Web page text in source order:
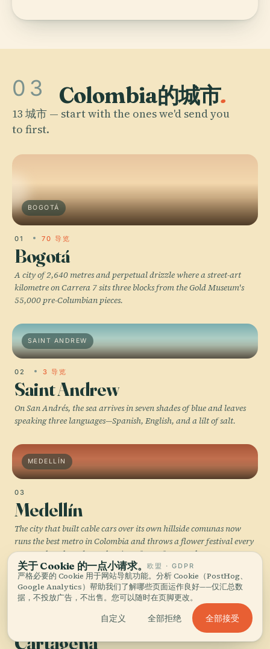
03 Colombia的城市.
13 城市 — start with the ones we'd send you
to first.
BOGOTÁ
01 70 导览
Bogotá
A city of 2,640 metres and perpetual drizzle where a street-art
kilometre on Carrera 7 sits three blocks from the Gold Museum's
55,000 pre-Columbian pieces.
SAINT ANDREW
02 3 导览
Saint Andrew
On San Andrés, the sea arrives in seven shades of blue and leaves
speaking three languages—Spanish, English, and a lilt of salt.
MEDELLÍN
03
Medellín
The city that built cable cars over its own hillside comunas now
runs the best metro in Colombia and throws a flower festival every
August that shuts down the Eje Cafetero for a week.
CARTAGENA
Cartagena
关于 Cookie 的一点小请求。欧盟 · GDPR
严格必要的 Cookie 用于网站导航功能。分析 Cookie（PostHog、
Google Analytics）帮助我们了解哪些页面运作良好——仅汇总数
据，不投放广告，不出售。您可以随时在页脚更改。
自定义 全部拒绝 全部接受